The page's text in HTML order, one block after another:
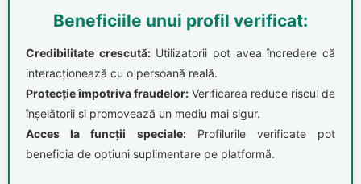
Beneficiile unui profil verificat:
Credibilitate crescută:Utilizatorii pot avea încredere că
interacționează cu o persoană reală.
Protecție împotriva fraudelor: Verificarea reduce riscul de
înșelătorii și promovează un mediu mai sigur.
Acces la funcții speciale:Profilurile verificate pot
beneficia de opțiuni suplimentare pe platformă.